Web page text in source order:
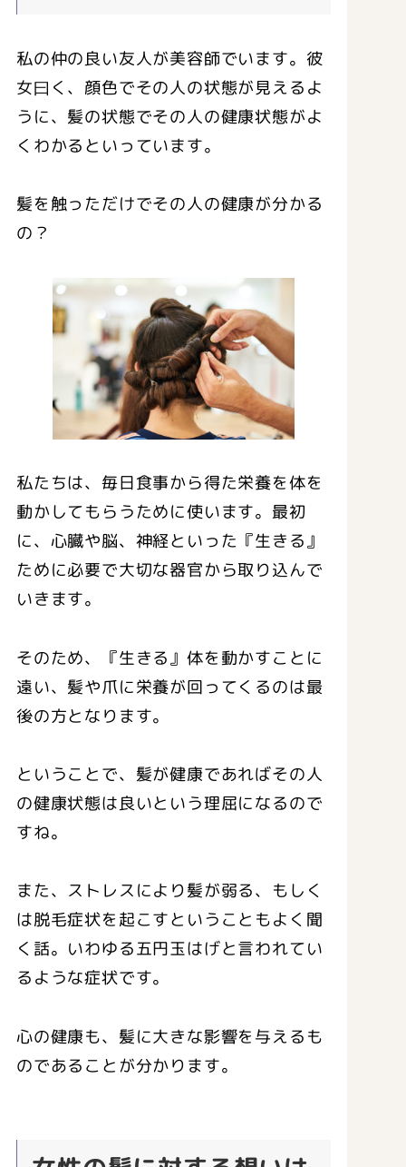
私の仲の良い友人が美容師でいます。彼
女曰く、顔色でその人の状態が見えるよ
うに、髪の状態でその人の健康状態がよ
くわかるといっています。
髪を触っただけでその人の健康が分かる
の？
私たちは、毎日食事から得た栄養を体を
動かしてもらうために使います。最初
に、心臓や脳、神経といった『生きる』
ために必要で大切な器官から取り込んで
いきます。
そのため、『生きる』体を動かすことに
遠い、髪や爪に栄養が回ってくるのは最
後の方となります。
ということで、髪が健康であればその人
の健康状態は良いという理屈になるので
すね。
また、ストレスにより髪が弱る、もしく
は脱毛症状を起こすということもよく聞
く話。いわゆる五円玉はげと言われてい
るような症状です。
心の健康も、髪に大きな影響を与えるも
のであることが分かります。